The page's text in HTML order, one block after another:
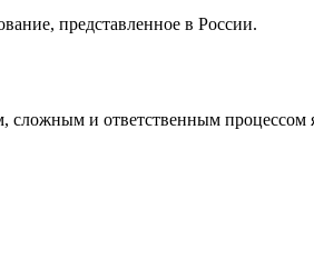
представленное в России.
сложным и ответственным